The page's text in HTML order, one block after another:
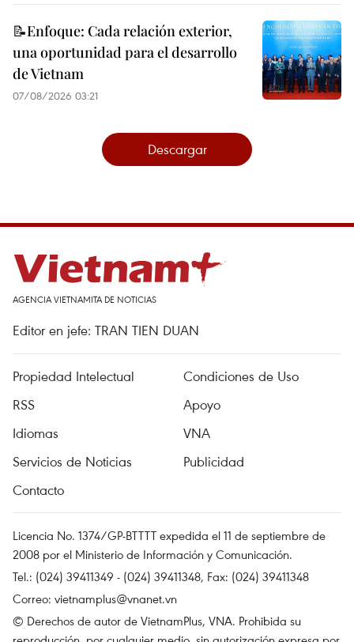
📝Enfoque: Cada relación exterior,
una oportunidad para el desarrollo
de Vietnam
07/08/2026 03:21
Descargar
AGENCIA VIETNAMITA DE NOTICIAS
Editor en jefe: TRAN TIEN DUAN
Propiedad Intelectual
Condiciones de Uso
RSS
Apoyo
Idiomas
VNA
Servicios de Noticias
Publicidad
Contacto
Licencia No. 1374/GP-BTTTT expedida el 11 de septiembre de
2008 por el Ministerio de Información y Comunicación.
Tel.: (024) 39411349 - (024) 39411348, Fax: (024) 39411348
Correo: vietnamplus@vnanet.vn
© Derechos de autor de VietnamPlus, VNA. Prohibida su